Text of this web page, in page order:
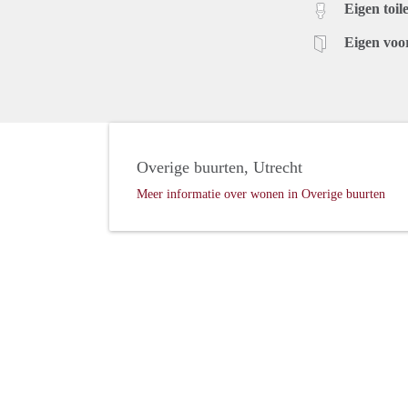
Eigen
Eigen
Overige buurten, Utrecht
Meer informatie over wonen in Overige buurten